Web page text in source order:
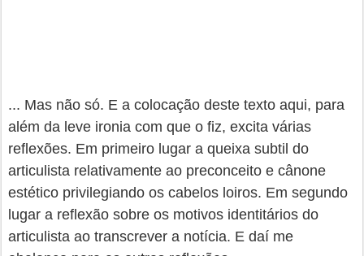
... Mas não só. E a colocação deste texto aqui, para
além da leve ironia com que o fiz, excita várias
reflexões. Em primeiro lugar a queixa subtil do
articulista relativamente ao preconceito e cânone
estético privilegiando os cabelos loiros. Em segundo
lugar a reflexão sobre os motivos identitários do
articulista ao transcrever a notícia. E daí me